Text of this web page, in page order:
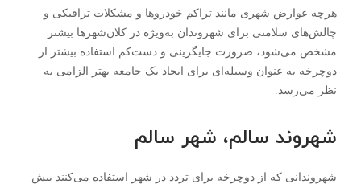
هرچه عوارض شهری مانند تراکم خودرو‌ها و مشکلات ترافیکی و
چالش‌های سلامتی برای شهروندان به‌ویژه در کلان‌شهر‌ها بیشتر
مشخص می‌شود، ضرورت جایگزینی و دست‌کم استفاده بیشتر از
دوچرخه به عنوان وسیله‌ای برای ایجاد یک جامعه بهتر الزامی به
نظر می‌رسد.
شهروند سالم، شهر سالم
شهروندانی که از دوچرخه برای تردد در شهر استفاده می‌کنند بیش